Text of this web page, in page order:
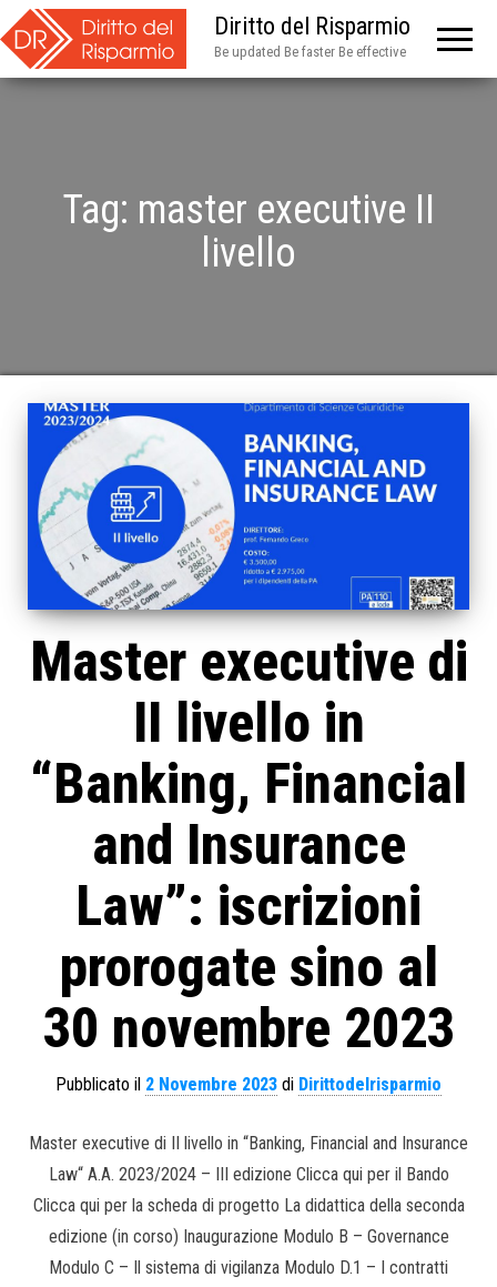
Diritto del Risparmio
Be updated Be faster Be effective
Tag: master executive II
livello
Master executive di
II livello in
“Banking, Financial
and Insurance
Law”: iscrizioni
prorogate sino al
30 novembre 2023
Pubblicato il 2 Novembre 2023 di Dirittodelrisparmio
Master executive di II livello in “Banking, Financial and Insurance
Law“ A.A. 2023/2024 – III edizione Clicca qui per il Bando
Clicca qui per la scheda di progetto La didattica della seconda
edizione (in corso) Inaugurazione Modulo B – Governance
Modulo C – Il sistema di vigilanza Modulo D.1 – I contratti